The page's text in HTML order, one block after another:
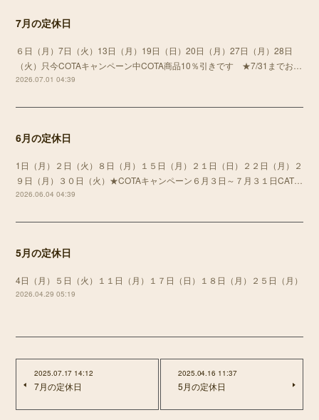
7月の定休日
６日（月）7日（火）13日（月）19日（日）20日（月）27日（月）28日
（火）只今COTAキャンペーン中COTA商品10％引きです ★7/31までお…
2026.07.01 04:39
6月の定休日
1日（月）２日（火）８日（月）１５日（月）２１日（日）２２日（月）２
９日（月）３０日（火）★COTAキャンペーン６月３日～７月３１日CAT…
2026.06.04 04:39
5月の定休日
4日（月）５日（火）１１日（月）１７日（日）１８日（月）２５日（月）
2026.04.29 05:19
2025.07.17 14:12
7月の定休日
2025.04.16 11:37
5月の定休日